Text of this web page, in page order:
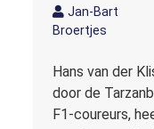
Jan-Bart
Broertjes
Hans van der
door de
F1-coureurs,